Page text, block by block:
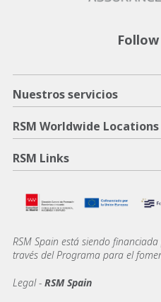
Follow
Nuestros servicios
RSM Worldwide Locations
RSM Links
RSM Spain está siendo
través del Programa para el
Legal - RSM Spain